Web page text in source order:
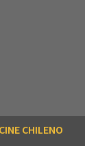
CINE CHILENO